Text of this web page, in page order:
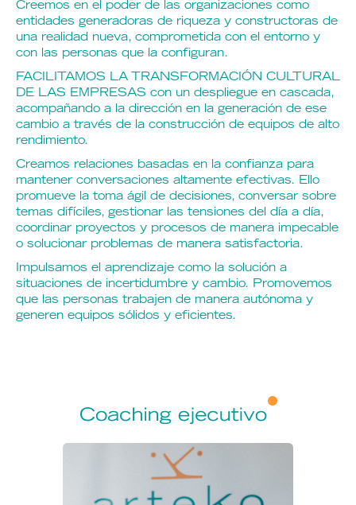
Creemos en el poder de las organizaciones como
entidades generadoras de riqueza y constructoras de
una realidad nueva, comprometida con el entorno y
con las personas que la configuran.
FACILITAMOS LA TRANSFORMACIÓN CULTURAL
DE LAS EMPRESAS con un despliegue en cascada,
acompañando a la dirección en la generación de ese
cambio a través de la construcción de equipos de alto
rendimiento.
Creamos relaciones basadas en la confianza para
mantener conversaciones altamente efectivas. Ello
promueve la toma ágil de decisiones, conversar sobre
temas difíciles, gestionar las tensiones del día a día,
coordinar proyectos y procesos de manera impecable
o solucionar problemas de manera satisfactoria.
Impulsamos el aprendizaje como la solución a
situaciones de incertidumbre y cambio. Promovemos
que las personas trabajen de manera autónoma y
generen equipos sólidos y eficientes.